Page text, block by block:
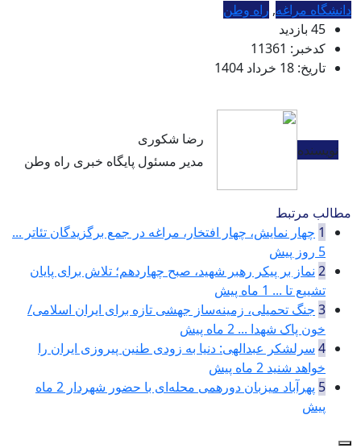
دانشگاه مراغه, راه وطن
45 بازدید
کدخبر: 11361
تاریخ: 18 خرداد 1404
نویسنده
رضا شکوری
مدیر مسئول پایگاه خبری راه وطن
مطالب مرتبط
1 چهار نمایش، چهار افتخار، مراغه در جمع برگزیدگان تئاتر ...
5 روز پیش
2 نماز بر پیکر رهبر شهید، صبح چهاردهم؛ تلاش برای پایان
تشییع تا ... 1 ماه پیش
3 جنگ تحمیلی، زمینه‌ساز جهشی تازه برای ایران اسلامی/
خون پاک شهدا ... 2 ماه پیش
4 سرلشکر عبدالهی: دنیا به زودی طنین پیروزی ایران را
خواهد شنید 2 ماه پیش
5 پهرآباد میزبان دورهمی محله‌ای با حضور شهردار
2 ماه
پیش